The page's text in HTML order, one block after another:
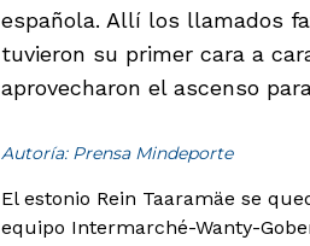
española. Allí los llamados
tuvieron su primer cara a
aprovecharon el ascenso
Autoría: Prensa Mindeporte
El estonio Rein Taaramäe se
equipo Intermarché-Wanty-